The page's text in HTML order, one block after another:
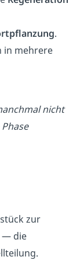
.
in mehrere
nicht
Phase
zur
— die